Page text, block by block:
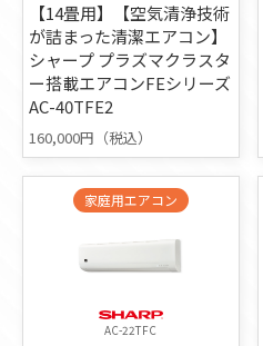
【14畳用】【空気清浄技術
が詰まった清潔エアコン】
シャープ プラズマクラスタ
ー搭載エアコンFEシリーズ
AC-40TFE2
160,000円（税込）
家庭用エアコン
AC-22TFC